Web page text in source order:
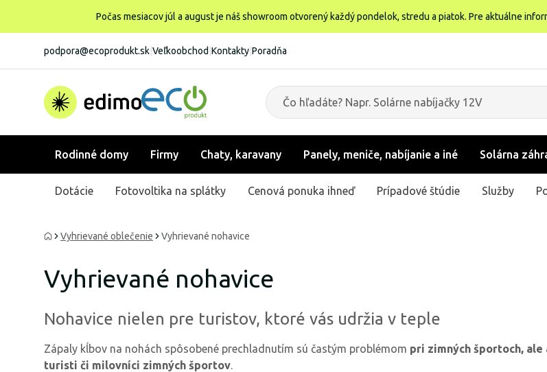
Počas mesiacov júl a august je náš showroom otvorený každý pondelok, stredu a piatok. Pre aktuálne
podpora@ecoprodukt.sk Veľkoobchod Kontakty Poradňa
Rodinné domy Firmy Chaty, karavany Panely, meniče, nabíjanie a iné Solárna
Dotácie Fotovoltika na splátky Cenová ponuka ihneď Prípadové štúdie Služby
Vyhrievané oblečenie Vyhrievané nohavice
Vyhrievané nohavice
Nohavice nielen pre turistov, ktoré vás udržia v teple
Zápaly kĺbov na nohách spôsobené prechladnutím sú častým problémom pri zimných športoch,
turisti či milovníci zimných športov.